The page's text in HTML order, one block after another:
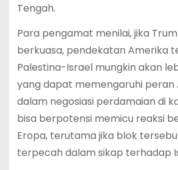
Tengah.
Para pengamat menilai, jika
berkuasa, pendekatan Amerika
Palestina-Israel mungkin akan
yang dapat memengaruhi peran
dalam negosiasi perdamaian di
bisa berpotensi memicu reaksi
Eropa, terutama jika blok
terpecah dalam sikap terhadap